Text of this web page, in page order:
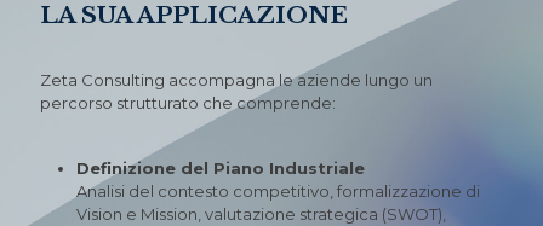
LA SUA APPLICAZIONE
Zeta Consulting accompagna le aziende lungo un
percorso strutturato che comprende:
Definizione del Piano Industriale
Analisi del contesto competitivo, formalizzazione di
Vision e Mission, valutazione strategica (SWOT),